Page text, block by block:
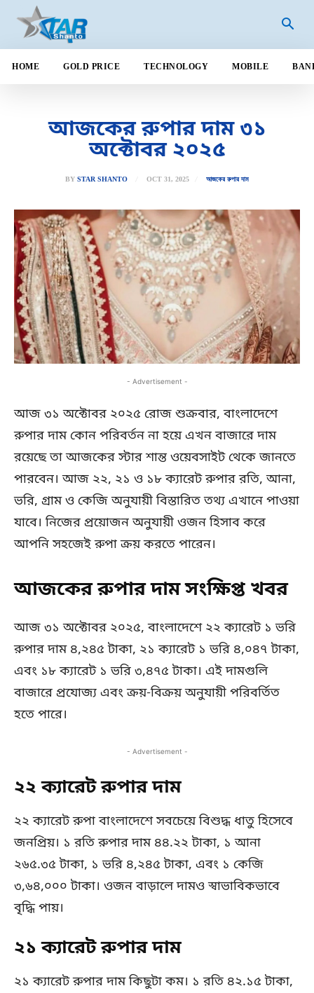
HOME GOLD PRICE TECHNOLOGY MOBILE
আজকের রুপার দাম ৩১
অক্টোবর ২০২৫
BY STAR SHANTO OCT 31, 2025 আজকের রুপার দাম
- Advertisement -
আজ ৩১ অক্টোবর ২০২৫ রোজ শুক্রবার, বাংলাদেশে
রুপার দাম কোন পরিবর্তন না হয়ে এখন বাজারে দাম
রয়েছে তা আজকের স্টার শান্ত ওয়েবসাইট থেকে জানতে
পারবেন। আজ ২২, ২১ ও ১৮ ক্যারেট রুপার রতি, আনা,
ভরি, গ্রাম ও কেজি অনুযায়ী বিস্তারিত তথ্য এখানে পাওয়া
যাবে। নিজের প্রয়োজন অনুযায়ী ওজন হিসাব করে
আপনি সহজেই রুপা ক্রয় করতে পারেন।
আজকের রুপার দাম সংক্ষিপ্ত খবর
আজ ৩১ অক্টোবর ২০২৫, বাংলাদেশে ২২ ক্যারেট ১ ভরি
রুপার দাম ৪,২৪৫ টাকা, ২১ ক্যারেট ১ ভরি ৪,০৪৭ টাকা,
এবং ১৮ ক্যারেট ১ ভরি ৩,৪৭৫ টাকা। এই দামগুলি
বাজারে প্রযোজ্য এবং ক্রয়-বিক্রয় অনুযায়ী পরিবর্তিত
হতে পারে।
- Advertisement -
২২ ক্যারেট রুপার দাম
২২ ক্যারেট রুপা বাংলাদেশে সবচেয়ে বিশুদ্ধ ধাতু হিসেবে
জনপ্রিয়। ১ রতি রুপার দাম ৪৪.২২ টাকা, ১ আনা
২৬৫.৩৫ টাকা, ১ ভরি ৪,২৪৫ টাকা, এবং ১ কেজি
৩,৬৪,০০০ টাকা। ওজন বাড়ালে দামও স্বাভাবিকভাবে
বৃদ্ধি পায়।
২১ ক্যারেট রুপার দাম
২১ ক্যারেট রুপার দাম কিছুটা কম। ১ রতি ৪২.১৫ টাকা,